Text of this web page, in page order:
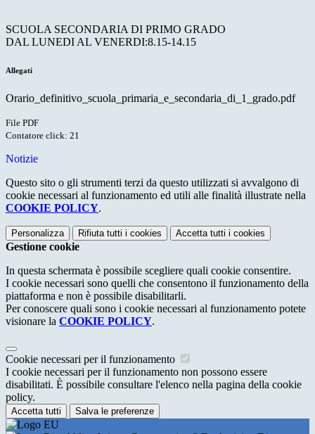
SCUOLA SECONDARIA DI PRIMO GRADO
DAL LUNEDI AL VENERDI:8.15-14.15
Allegati
Orario_definitivo_scuola_primaria_e_secondaria_di_1_grado.pdf
File PDF
Contatore click: 21
Notizie
Questo sito o gli strumenti terzi da questo utilizzati si avvalgono di
cookie necessari al funzionamento ed utili alle finalità illustrate nella
COOKIE POLICY.
Personalizza Rifiuta tutti i cookies Accetta tutti i cookies
Gestione cookie
In questa schermata è possibile scegliere quali cookie consentire.
I cookie necessari sono quelli che consentono il funzionamento della
piattaforma e non è possibile disabilitarli.
Per conoscere quali sono i cookie necessari al funzionamento potete
visionare la COOKIE POLICY.
Cookie necessari per il funzionamento
I cookie necessari per il funzionamento non possono essere
disabilitati. È possibile consultare l'elenco nella pagina della cookie
policy.
Accetta tutti Salva le preferenze